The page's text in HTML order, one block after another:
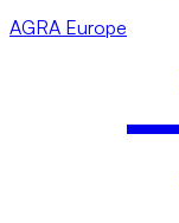
AGRA Europe